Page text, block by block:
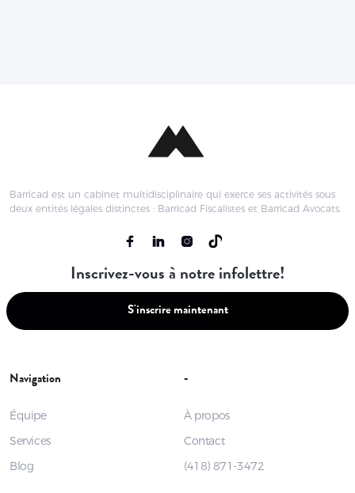
Barricad est un cabinet multidisciplinaire qui exerce ses activités sous
deux entités légales distinctes : Barricad Fiscalistes et Barricad Avocats.
Inscrivez-vous à notre infolettre!
S'inscrire maintenant
Navigation
Équipe
Services
Blog
-
À propos
Contact
(418) 871-3472